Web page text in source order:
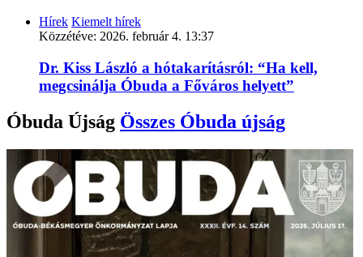
Hírek Kiemelt hírek
Közzétéve: 2026. február 4. 13:37
Dr. Kiss László a hótakarításról: “Ha kell,
megcsinálja Óbuda a Főváros helyett”
Óbuda Újság Összes Óbuda újság